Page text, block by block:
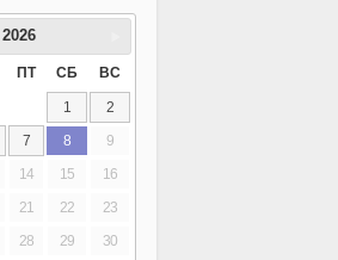
2026
ПТ СБ ВС
1
2
7 8
9
14 15
16
21 22
23
28 29
30